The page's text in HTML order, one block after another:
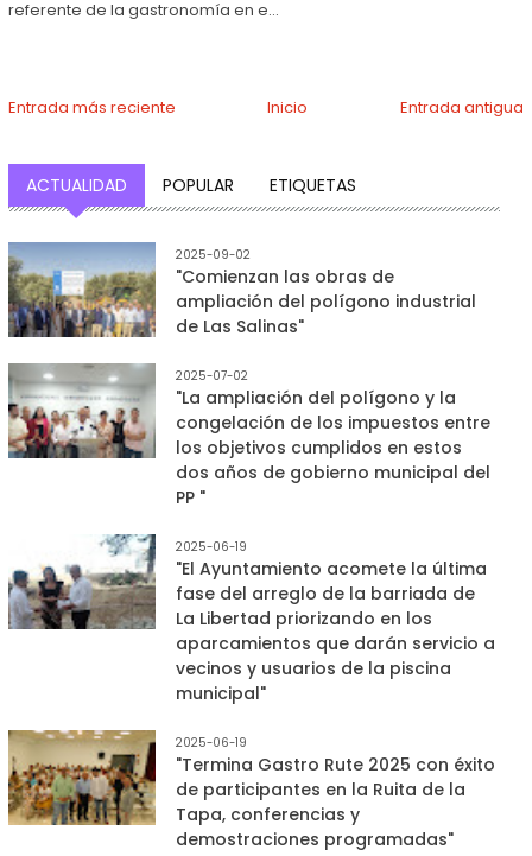
referente de la gastronomía en e...
Entrada más reciente Entrada antigua
Inicio
ACTUALIDAD POPULAR ETIQUETAS
2025-09-02
"Comienzan las obras de
ampliación del polígono industrial
de Las Salinas"
2025-07-02
"La ampliación del polígono y la
congelación de los impuestos entre
los objetivos cumplidos en estos
dos años de gobierno municipal del
PP "
2025-06-19
"El Ayuntamiento acomete la última
fase del arreglo de la barriada de
La Libertad priorizando en los
aparcamientos que darán servicio a
vecinos y usuarios de la piscina
municipal"
2025-06-19
"Termina Gastro Rute 2025 con éxito
de participantes en la Ruita de la
Tapa, conferencias y
demostraciones programadas"